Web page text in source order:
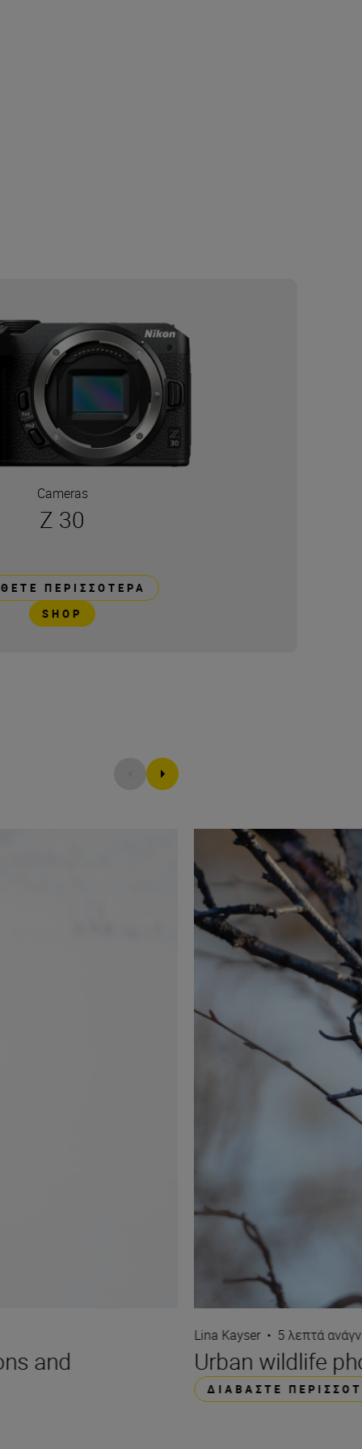
Cameras
Z 30
ΠΕΡΙΣΣΌΤΕΡΑ
SHOP
and
Lina Kayser • 5 λεπτά
Urban wildlife
ΔΙΑΒΆΣΤΕ